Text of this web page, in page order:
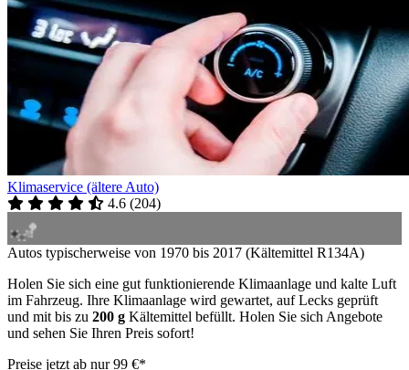
Klimaservice (ältere Auto)
4.6 (204)
Autos typischerweise von 1970 bis 2017 (Kältemittel R134A)
Holen Sie sich eine gut funktionierende Klimaanlage und kalte Luft
im Fahrzeug. Ihre Klimaanlage wird gewartet, auf Lecks geprüft
und mit bis zu 200 g Kältemittel befüllt. Holen Sie sich Angebote
und sehen Sie Ihren Preis sofort!
Preise jetzt ab nur 99 €*